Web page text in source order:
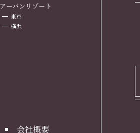
アーバンリゾート
東京
横浜
会社概要